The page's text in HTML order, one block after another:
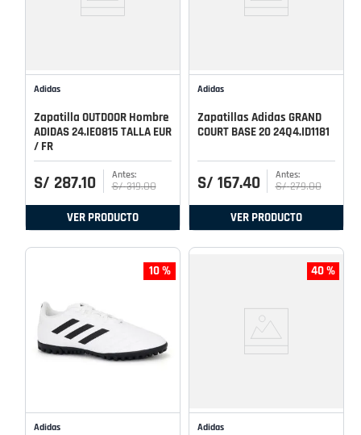
Adidas
Zapatilla OUTDOOR Hombre
ADIDAS 24.IE0815 TALLA EUR
/ FR
S/ 287.10 S/ 319.00
VER PRODUCTO
Adidas
Zapatillas Adidas GRAND
COURT BASE 20 24Q4.ID1181
S/ 167.40 S/ 279.00
VER PRODUCTO
10 %
Adidas
40 %
Adidas